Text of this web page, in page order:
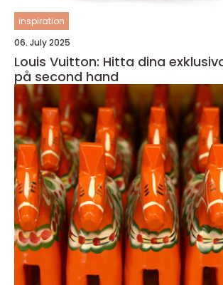
inspiration
06. July 2025
Louis Vuitton: Hitta dina
på second hand